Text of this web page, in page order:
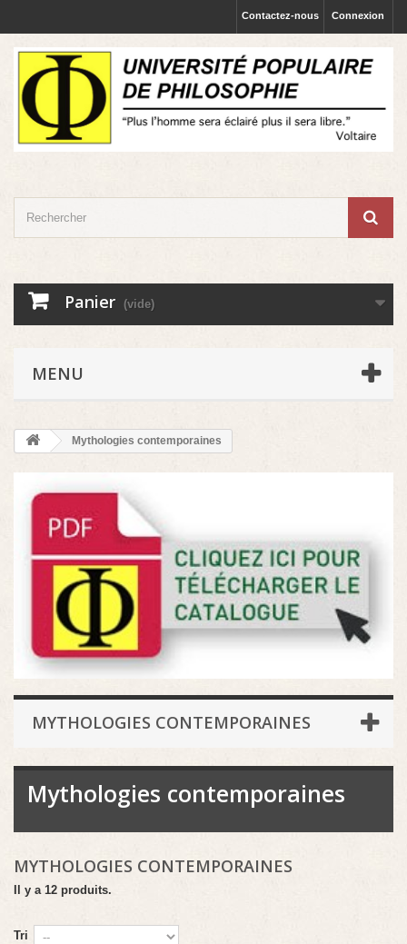
Connexion
Contactez-nous
Panier (vide)
MENU
Mythologies contemporaines
MYTHOLOGIES CONTEMPORAINES
Mythologies contemporaines
MYTHOLOGIES CONTEMPORAINES
Il y a 12 produits.
Tri